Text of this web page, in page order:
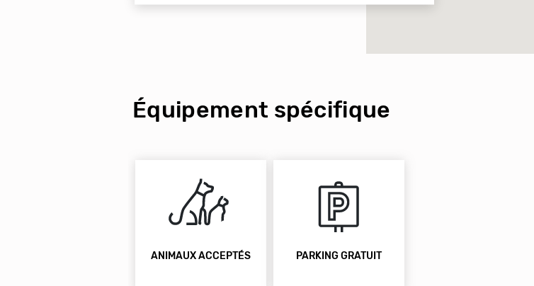
Équipement spécifique
ANIMAUX ACCEPTÉS PARKING GRATUIT